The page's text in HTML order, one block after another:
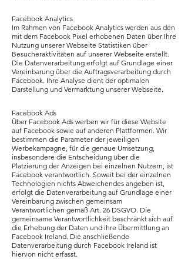
Facebook Analytics
Im Rahmen von Facebook Analytics werden aus den
mit dem Facebook Pixel erhobenen Daten über Ihre
Nutzung unserer Webseite Statistiken über
Besucheraktivitäten auf unserer Webseite erstellt.
Die Datenverarbeitung erfolgt auf Grundlage einer
Vereinbarung über die Auftragsverarbeitung durch
Facebook. Ihre Analyse dient der optimalen
Darstellung und Vermarktung unserer Webseite.
Facebook Ads
Über Facebook Ads werben wir für diese Website
auf Facebook sowie auf anderen Plattformen. Wir
bestimmen die Parameter der jeweiligen
Werbekampagne, für die genaue Umsetzung,
insbesondere die Entscheidung über die
Platzierung der Anzeigen bei einzelnen Nutzern, ist
Facebook verantwortlich. Soweit bei der einzelnen
Technologien nichts Abweichendes angeben ist,
erfolgt die Datenverarbeitung auf Grundlage einer
Vereinbarung zwischen gemeinsam
Verantwortlichen gemäß Art. 26 DSGVO. Die
gemeinsame Verantwortlichkeit beschränkt sich auf
die Erhebung der Daten und ihre Übermittlung an
Facebook Ireland. Die anschließende
Datenverarbeitung durch Facebook Ireland ist
hiervon nicht erfasst.